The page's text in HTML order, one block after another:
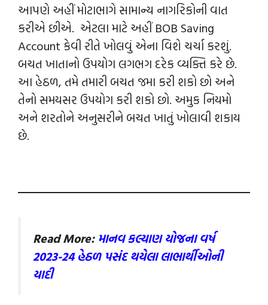
આપણે અહીં મોટાભાગે સામાન્ય નાગરિકોની વાત
કરીએ છીએ. એટલા માટે અહીં BOB Saving
Account કેવી રીતે ખોલવું એના વિશે ચર્ચા કરશું.
બચત ખાતાનો ઉપયોગ લગભગ દરેક વ્યક્તિ કરે છે.
આ હેઠળ, તમે તમારી બચત જમા કરી શકો છો અને
તેનો સમયસર ઉપયોગ કરી શકો છો. અમુક નિયમો
અને શરતોને અનુસરીને બચત ખાતું ખોલાવી શકાય
છે.
Read More: માનવ કલ્યાણ યોજના વર્ષ
2023-24 હેઠળ પસંદ થયેલા લાભાર્થીઓની
યાદી